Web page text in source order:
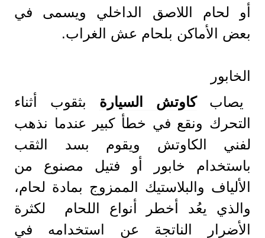
أو لحام اللاصق الداخلي ويسمى في
بعض الأماكن بلحام عش الغراب.
الخابور
يصابكاوتش السيارة بثقوب أثناء
التحرك ونقع في خطأ كبير عندما نذهب
لفني الكاوتش ويقوم بسد الثقب
باستخدام خابور أو فتيل مصنوع من
الألياف والبلاستيك الممزوج بمادة لحام،
والذي يعُد أخطر أنواع اللحام لكثرة
الأضرار الناتجة عن استخدامه في